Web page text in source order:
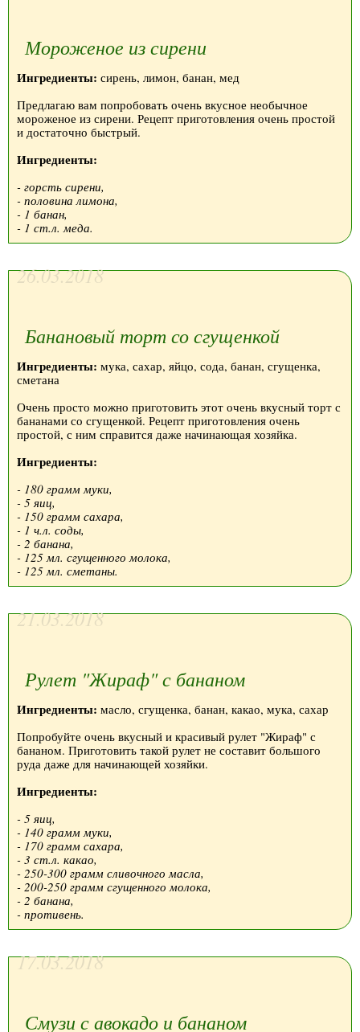
Мороженое из сирени
Ингредиенты: сирень, лимон, банан, мед
Предлагаю вам попробовать очень вкусное необычное
мороженое из сирени. Рецепт приготовления очень простой
и достаточно быстрый.
Ингредиенты:
- горсть сирени,
- половина лимона,
- 1 банан,
- 1 ст.л. меда.
26.03.2018
Банановый торт со сгущенкой
Ингредиенты: мука, сахар, яйцо, сода, банан, сгущенка,
сметана
Очень просто можно приготовить этот очень вкусный торт с
бананами со сгущенкой. Рецепт приготовления очень
простой, с ним справится даже начинающая хозяйка.
Ингредиенты:
- 180 грамм муки,
- 5 яиц,
- 150 грамм сахара,
- 1 ч.л. соды,
- 2 банана,
- 125 мл. сгущенного молока,
- 125 мл. сметаны.
21.03.2018
Рулет "Жираф" с бананом
Ингредиенты: масло, сгущенка, банан, какао, мука, сахар
Попробуйте очень вкусный и красивый рулет "Жираф" с
бананом. Приготовить такой рулет не составит большого
руда даже для начинающей хозяйки.
Ингредиенты:
- 5 яиц,
- 140 грамм муки,
- 170 грамм сахара,
- 3 ст.л. какао,
- 250-300 грамм сливочного масла,
- 200-250 грамм сгущенного молока,
- 2 банана,
- противень.
17.03.2018
Смузи с авокадо и бананом